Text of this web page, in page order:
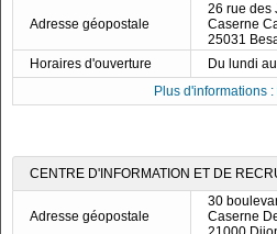
Adresse géopostale
26 rue des
Caserne
25031
Horaires d'ouverture
Du lundi
Plus d'informations
CENTRE D'INFORMATION ET DE
Adresse géopostale
30
Caserne